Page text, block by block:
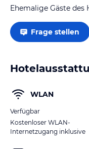
Ehemalige Gäste
Frage stellen
WLAN
Verfügbar
Kostenloser WLAN-
Internetzugang inklusive